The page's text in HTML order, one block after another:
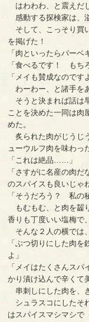
はわわわ、と震えだ
感動する探検家は、
そして、こっそり買
を掲げた！
「肉といったらバーベ
「食べるです！ もち
「メイも賛成なのです
わーわー、と諸手を
そうと決まれば話は
ことを決めた一同は肉
めた。
炙られた肉がじうじ
ューウルフ肉を味わっ
「これは絶品……」
「さすがに名産の肉
のスパイスも良いじゃ
「そうだろう？ 私の
もむもむ、と肉を齧
香りも丁度いい塩梅で
そんな２人の横では
「ぶつ切りにした肉
よ」
「メイはたくさんス
かり漬け込んで辛くて
串刺しにした肉を、
シュラスコにしたそ
はスパイスマシマシで